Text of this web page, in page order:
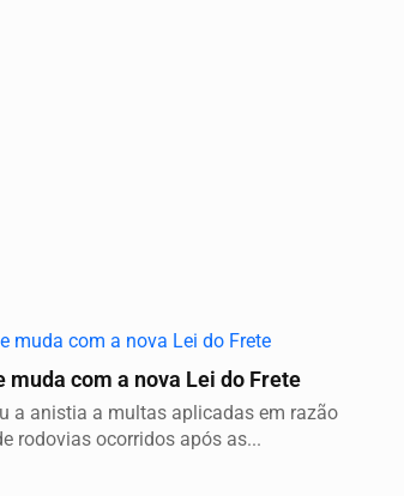
muda com a nova Lei do Frete
a anistia a multas aplicadas em razão
rodovias ocorridos após as...